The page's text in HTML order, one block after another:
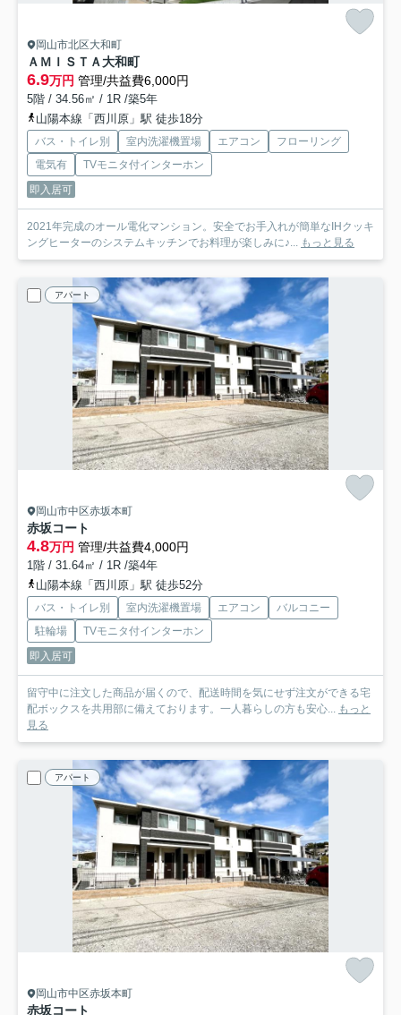
岡山市北区大和町
ＡＭＩＳＴＡ大和町
6.9万円 管理/共益費6,000円
5階 / 34.56㎡ / 1R /築5年
山陽本線「西川原」駅 徒歩18分
バス・トイレ別 室内洗濯機置場 エアコン
フローリング
電気有
TVモニタ付インターホン
即入居可
2021年完成のオール電化マンション。安全でお手入れが簡単なIHクッキ
ングヒーターのシステムキッチンでお料理が楽しみに♪...
もっと見る
アパート
岡山市中区赤坂本町
赤坂コート
4.8万円 管理/共益費4,000円
1階 / 31.64㎡ / 1R /築4年
山陽本線「西川原」駅 徒歩52分
バス・トイレ別 室内洗濯機置場 エアコン
バルコニー
駐輪場
TVモニタ付インターホン
即入居可
留守中に注文した商品が届くので、配送時間を気にせず注文ができる宅
配ボックスを共用部に備えております。一人暮らしの方も安心...
もっと
見る
アパート
岡山市中区赤坂本町
赤坂コート